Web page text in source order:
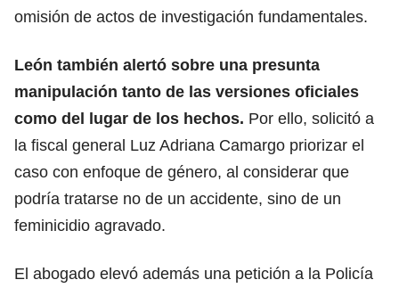
omisión de actos de investigación fundamentales.
León también alertó sobre una presunta
manipulación tanto de las versiones oficiales
como del lugar de los hechos. Por ello, solicitó a
la fiscal general Luz Adriana Camargo priorizar el
caso con enfoque de género, al considerar que
podría tratarse no de un accidente, sino de un
feminicidio agravado.
El abogado elevó además una petición a la Policía